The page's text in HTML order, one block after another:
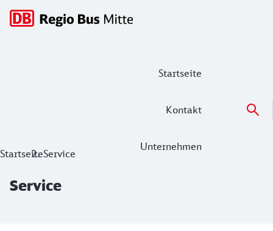
Startseite
Kontakt
Unternehmen
Hauptnavigation
Service
StartseiteService
Service